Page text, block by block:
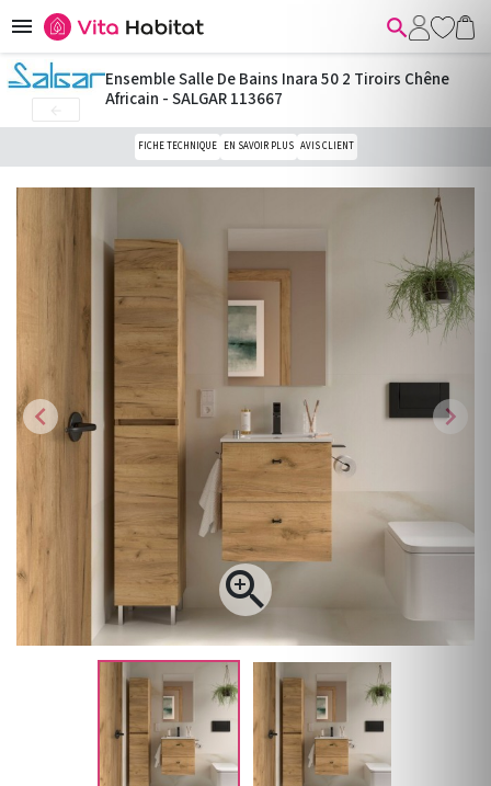
 
chevron_left

chevron_right
Ensemble Salle De Bains Inara 50 2 Tiroirs Chêne
Africain - SALGAR 113667
FICHE TECHNIQUE EN SAVOIR PLUS AVIS CLIENT